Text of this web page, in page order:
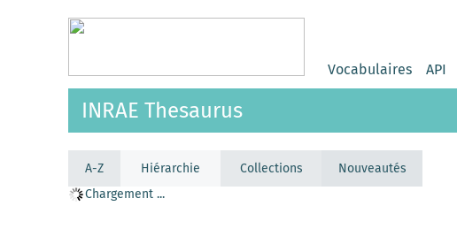
Vocabulaires API
INRAE Thesaurus
A-Z Hiérarchie Collections
Nouveautés
Chargement ...